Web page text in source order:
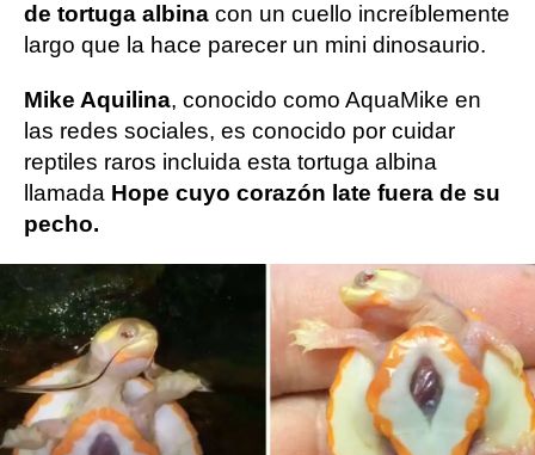
de tortuga albina con un cuello increíblemente
largo que la hace parecer un mini dinosaurio.
Mike Aquilina, conocido como AquaMike en
las redes sociales, es conocido por cuidar
reptiles raros incluida esta tortuga albina
llamada Hope cuyo corazón late fuera de su
pecho.
Es posible que el último animal en llegar a su
casa aún no tenga nombre, pero esta tortuga
de caparazón blando de Florida ha causado un
gran revuelo en redes sociales por su cuello
inusualmente largo.